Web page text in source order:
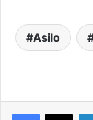
Asilo